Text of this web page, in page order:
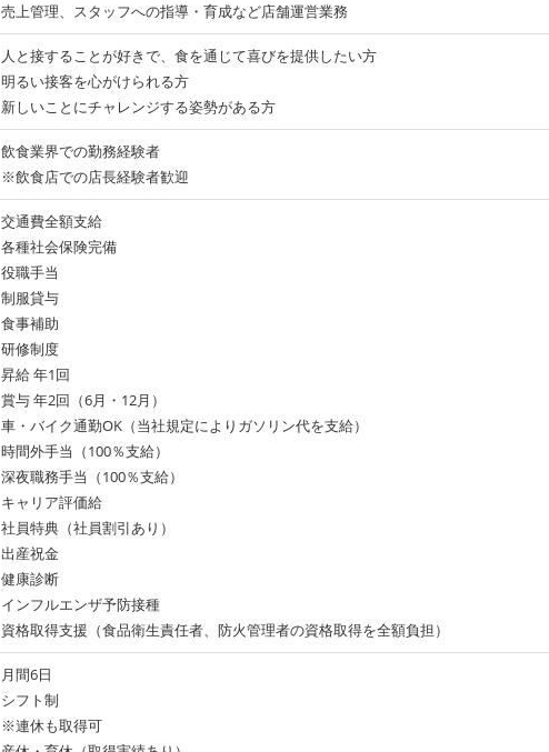
売上管理、スタッフへの指導・育成など店舗運営業務
人と接することが好きで、食を通じて喜びを提供したい方
明るい接客を心がけられる方
新しいことにチャレンジする姿勢がある方
飲食業界での勤務経験者
※飲食店での店長経験者歓迎
交通費全額支給
各種社会保険完備
役職手当
制服貸与
食事補助
研修制度
昇給 年1回
賞与 年2回（6月・12月）
車・バイク通勤OK（当社規定によりガソリン代を支給）
時間外手当（100％支給）
深夜職務手当（100％支給）
キャリア評価給
社員特典（社員割引あり）
出産祝金
健康診断
インフルエンザ予防接種
資格取得支援（食品衛生責任者、防火管理者の資格取得を全額負担）
月間6日
シフト制
※連休も取得可